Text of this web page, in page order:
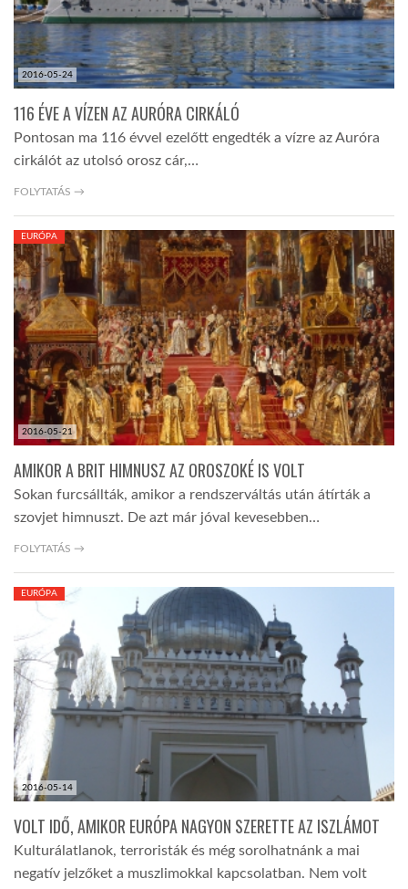
2016-05-24
116 ÉVE A VÍZEN AZ AURÓRA CIRKÁLÓ
Pontosan ma 116 évvel ezelőtt engedték a vízre az Auróra
cirkálót az utolsó orosz cár,…
FOLYTATÁS →
2016-05-21
EURÓPA
AMIKOR A BRIT HIMNUSZ AZ OROSZOKÉ IS VOLT
Sokan furcsállták, amikor a rendszerváltás után átírták a
szovjet himnuszt. De azt már jóval kevesebben…
FOLYTATÁS →
2016-05-14
EURÓPA
VOLT IDŐ, AMIKOR EURÓPA NAGYON SZERETTE AZ ISZLÁMOT
Kulturálatlanok, terroristák és még sorolhatnánk a mai
negatív jelzőket a muszlimokkal kapcsolatban. Nem volt